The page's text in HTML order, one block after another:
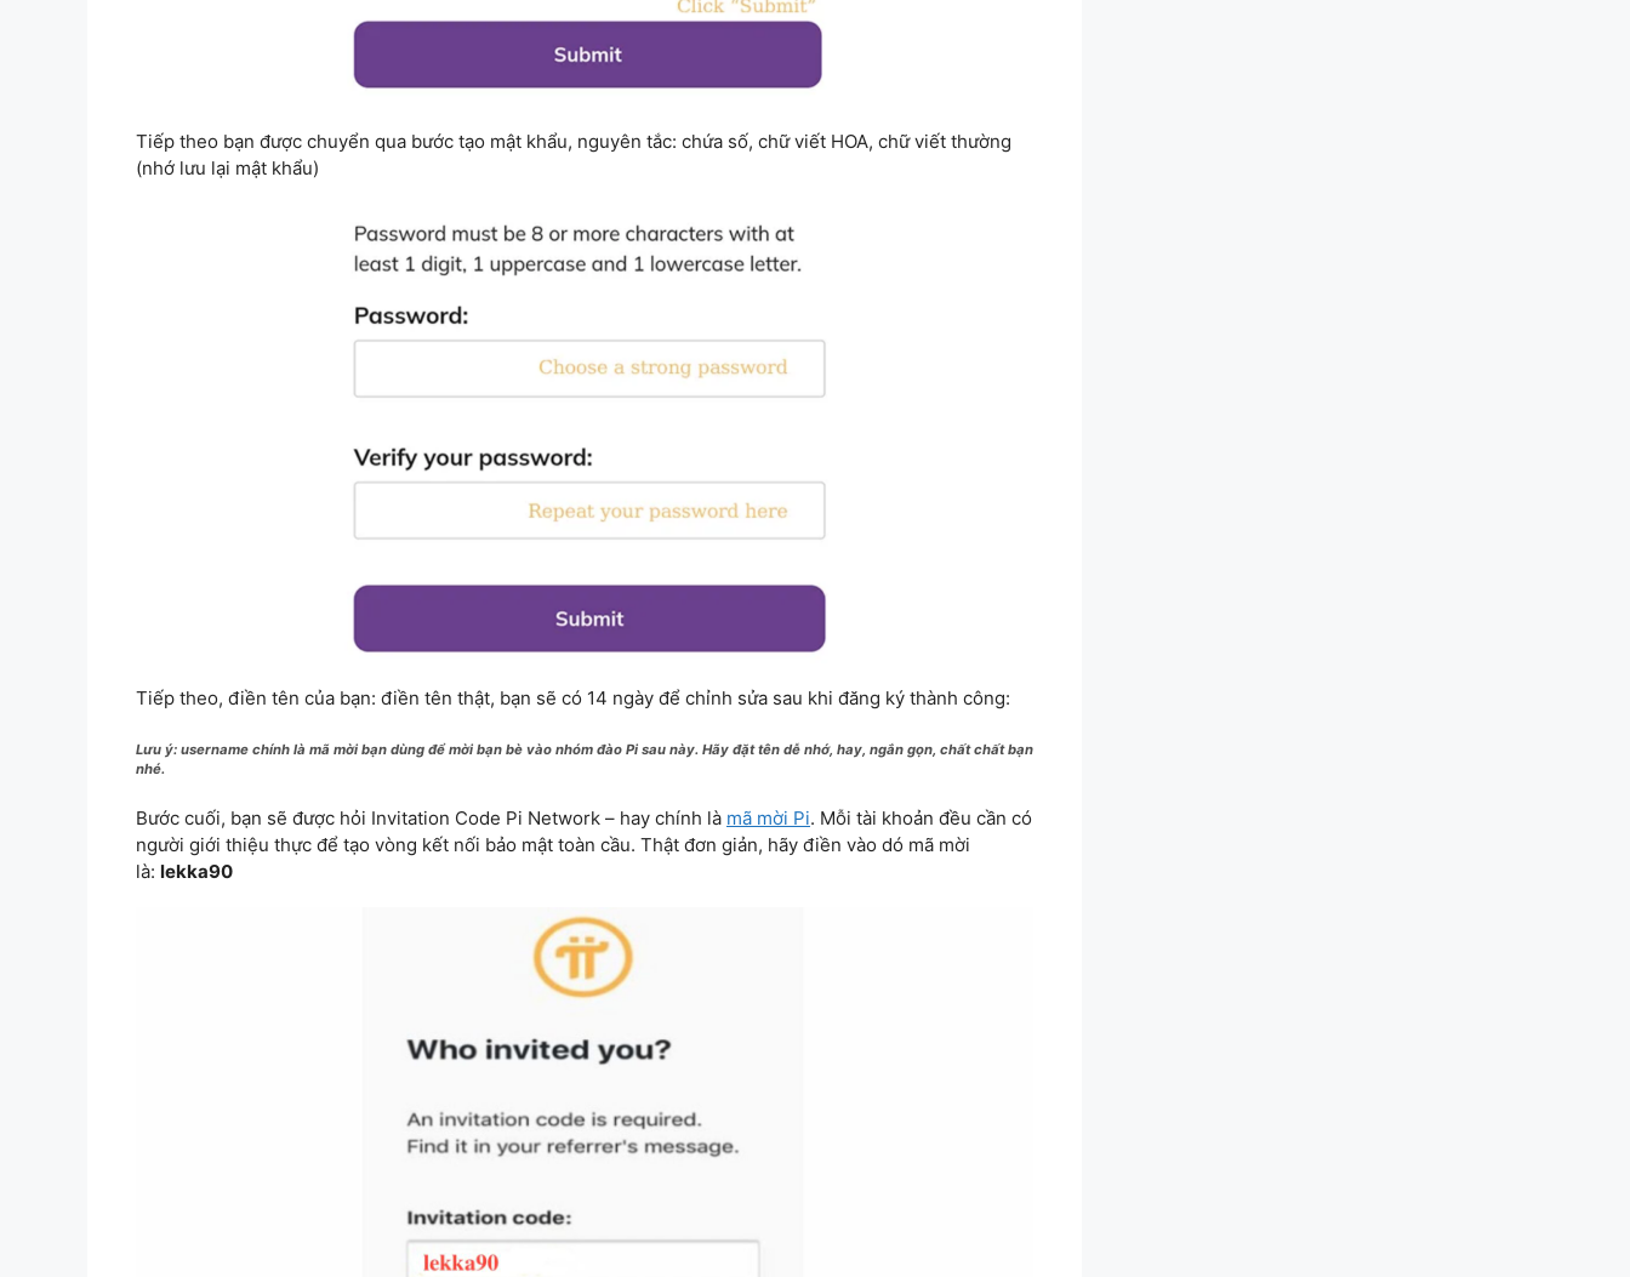
Tiếp theo bạn được chuyển qua bước tạo mật khẩu, nguyên tắc: chứa số, chữ viết HOA, chữ viết thường
(nhớ lưu lại mật khẩu)
Tiếp theo, điền tên của bạn: điền tên thật, bạn sẽ có 14 ngày để chỉnh sửa sau khi đăng ký thành công:
Lưu ý: username chính là mã mời bạn dùng để mời bạn bè vào nhóm đào Pi sau này. Hãy đặt tên dễ nhớ, hay, ngắn gọn, chất chất bạn
nhé.
Bước cuối, bạn sẽ được hỏi Invitation Code Pi Network – hay chính là mã mời Pi. Mỗi tài khoản đều cần có
người giới thiệu thực để tạo vòng kết nối bảo mật toàn cầu. Thật đơn giản, hãy điền vào dó mã mời
là: lekka90